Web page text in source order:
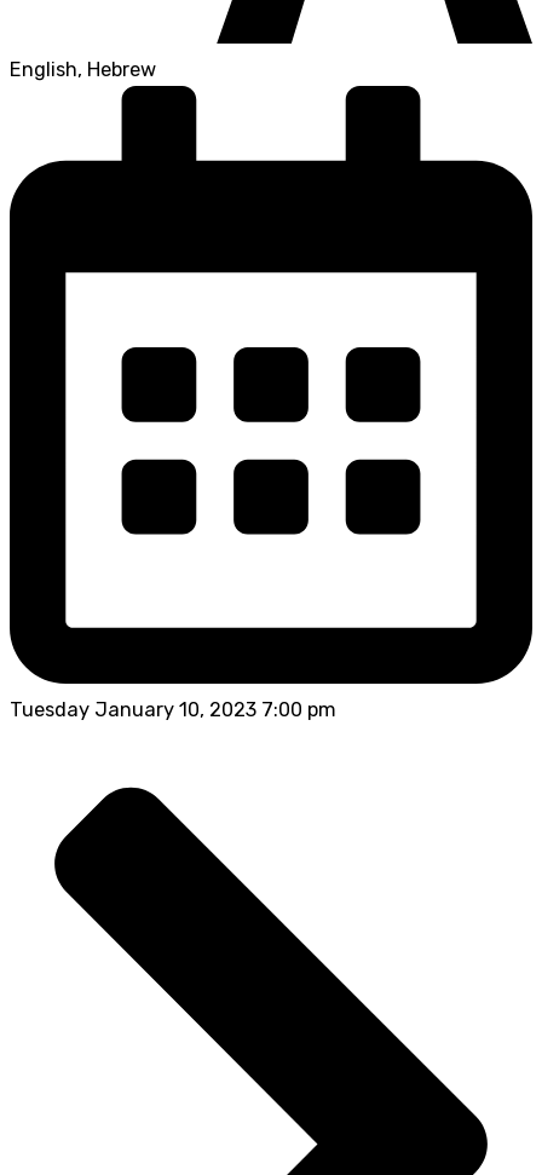
English, Hebrew
Tuesday January 10, 2023 7:00 pm